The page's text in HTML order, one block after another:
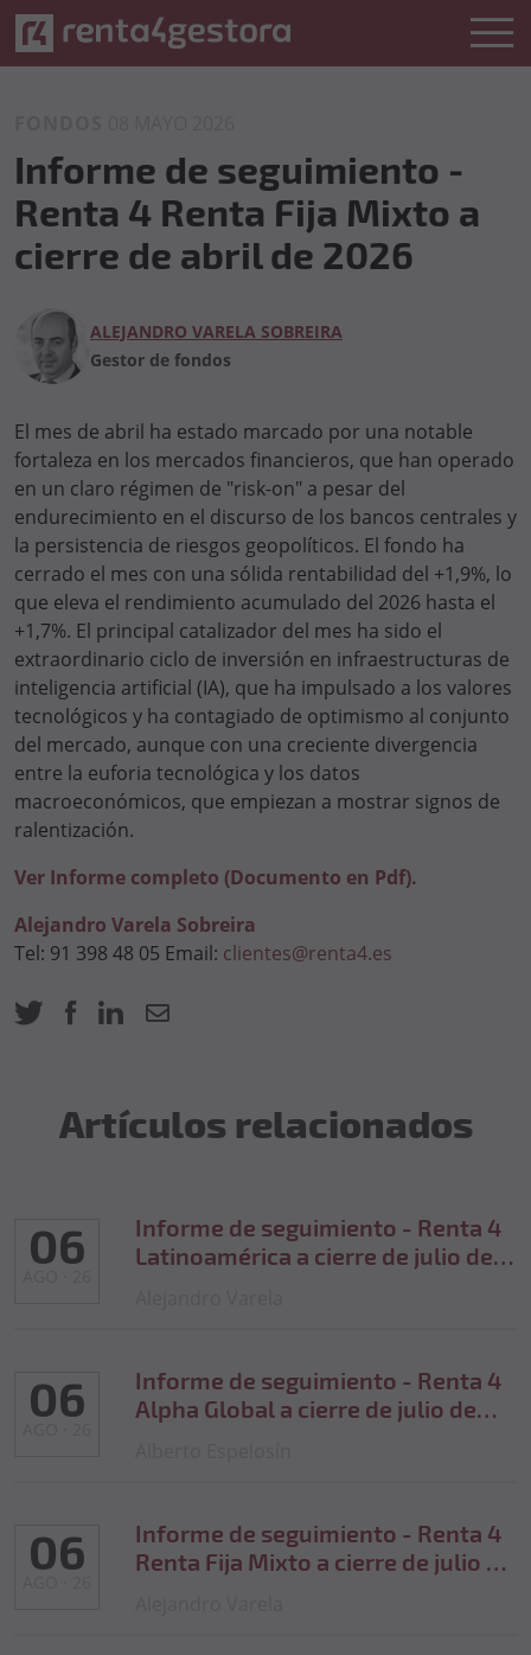
Informe de seguimiento -
Renta 4 Renta Fija Mixto a
cierre de abril de 2026
ALEJANDRO VARELA SOBREIRA
Gestor de fondos
El mes de abril ha estado marcado por una notable
fortaleza en los mercados financieros, que han operado
en un claro régimen de "risk-on" a pesar del
endurecimiento en el discurso de los bancos centrales y
la persistencia de riesgos geopolíticos. El fondo ha
cerrado el mes con una sólida rentabilidad del +1,9%, lo
que eleva el rendimiento acumulado del 2026 hasta el
+1,7%. El principal catalizador del mes ha sido el
extraordinario ciclo de inversión en infraestructuras de
inteligencia artificial (IA), que ha impulsado a los valores
tecnológicos y ha contagiado de optimismo al conjunto
del mercado, aunque con una creciente divergencia
entre la euforia tecnológica y los datos
macroeconómicos, que empiezan a mostrar signos de
ralentización.
Ver Informe completo (Documento en Pdf).
Alejandro Varela Sobreira
Tel: 91 398 48 05 Email: clientes@renta4.es
Artículos relacionados
06
Informe de seguimiento - Renta 4
Latinoamérica a cierre de julio de
06
Informe de seguimiento - Renta 4
Alpha Global a cierre de julio de
06
Informe de seguimiento - Renta 4
Renta Fija Mixto a cierre de julio de